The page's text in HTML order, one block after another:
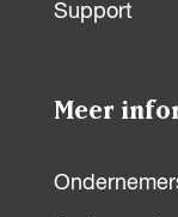
Support
Meer